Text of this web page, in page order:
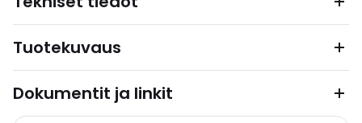
Tuotekuvaus
Dokumentit ja linkit